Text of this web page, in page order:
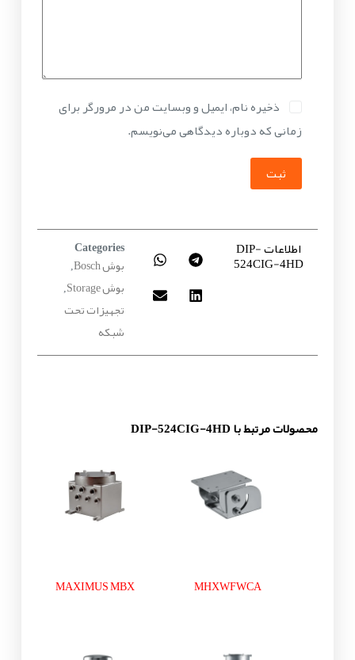
ذخیره نام، ایمیل و وبسایت من در مرورگر برای
زمانی که دوباره دیدگاهی می‌نویسم.
ثبت
اطلاعات DIP-
524CIG-4HD
Categories
بوش Bosch ,
بوش Storage ,
تجهیزات تحت
شبکه
محصولات مرتبط با DIP-524CIG-4HD
MHXWFWCA
MAXIMUS MBX